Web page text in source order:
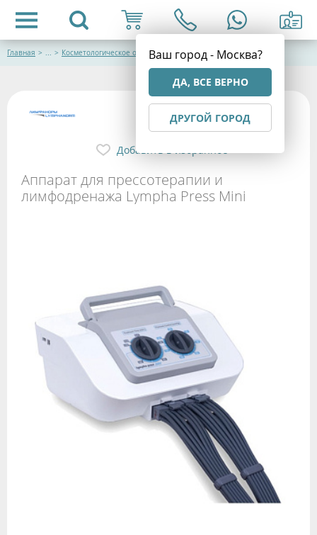
Ваш город - Москва?
ДА, ВСЕ ВЕРНО
ДРУГОЙ ГОРОД
Главная > ... > Косметологическое оборудование
Аппарат для прессотерапии и
лимфодренажа Lympha Press Mini
Добавить в избранное